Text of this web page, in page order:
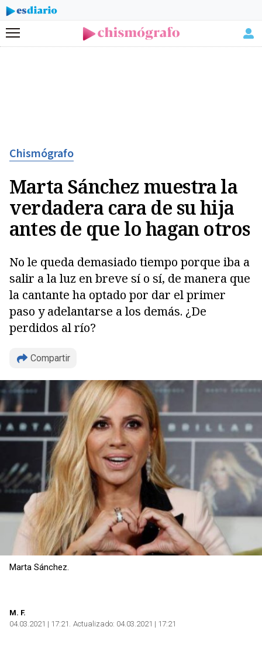
Menú
Chismógrafo
Marta Sánchez muestra la
verdadera cara de su hija
antes de que lo hagan otros
No le queda demasiado tiempo porque iba a
salir a la luz en breve sí o sí, de manera que
la cantante ha optado por dar el primer
paso y adelantarse a los demás. ¿De
perdidos al río?
Compartir
Copiar
Marta Sánchez.
M. F.
04.03.2021 | 17:21 Actualizado: 04.03.2021 | 17:21